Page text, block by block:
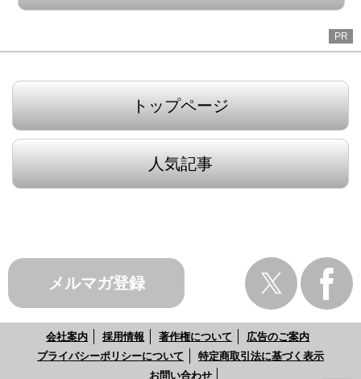
PR
トップページ
人気記事
メルマガ登録
会社案内 採用情報 著作権について
広告のご案内
プライバシーポリシーについて
特定商取引法に基づく表示
お問い合わせ